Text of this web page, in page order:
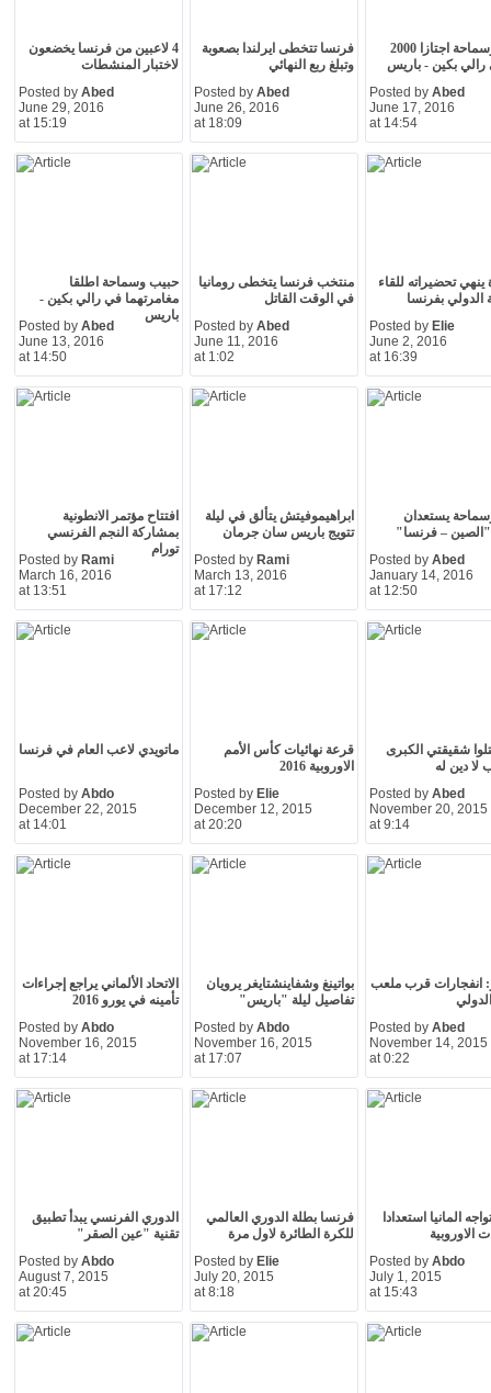
4 لاعبين من فرنسا يخضعون
لاختبار المنشطات
Posted by Abed
June 29, 2016
at 15:19
فرنسا تتخطى ايرلندا بصعوبة
وتبلغ ربع النهائي
Posted by Abed
June 26, 2016
at 18:09
حبيب وسماحة اجتازا 2000
بكين - باريس
Posted by Abed
June 17, 2016
at 14:54
حبيب وسماحة اطلقا
مغامرتهما في رالي بكين -
باريس
Posted by Abed
June 13, 2016
at 14:50
منتخب فرنسا يتخطى رومانيا
في الوقت القاتل
Posted by Abed
June 11, 2016
at 1:02
ينهي تحضيراته للقاء
الدولي بفرنسا
Posted by Elie
June 2, 2016
at 16:39
افتتاح مؤتمر الانطونية
بمشاركة النجم الفرنسي
تورام
Posted by Rami
March 16, 2016
at 13:51
ابراهيموفيتش يتألق في ليلة
تتويج باريس سان جرمان
Posted by Rami
March 13, 2016
at 17:12
يستعدان
– فرنسا"
Posted by Abed
January 14, 2016
at 12:50
ماتويدي لاعب العام في فرنسا
Posted by Abdo
December 22, 2015
at 14:01
قرعة نهائيات كأس الأمم
الاوروبية 2016
Posted by Elie
December 12, 2015
at 20:20
شقيقتي الكبرى
لا دين له
Posted by Abed
November 20, 2015
at 9:14
الاتحاد الألماني يراجع إجراءات
تأمينه في يورو 2016
Posted by Abdo
November 16, 2015
at 17:14
بواتينغ وشفاينشتايغر يرويان
تفاصيل ليلة "باريس"
Posted by Abdo
November 16, 2015
at 17:07
انفجارات قرب ملعب
Posted by Abed
November 14, 2015
at 0:22
الدوري الفرنسي يبدأ تطبيق
تقنية "عين الصقر"
Posted by Abdo
August 7, 2015
at 20:45
فرنسا بطلة الدوري العالمي
للكرة الطائرة لاول مرة
Posted by Elie
July 20, 2015
at 8:18
المانيا استعدادا
الاوروبية
Posted by Abdo
July 1, 2015
at 15:43